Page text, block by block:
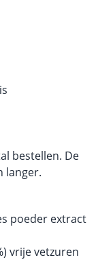
bestellen. De
langer.
poeder extract
vrije vetzuren